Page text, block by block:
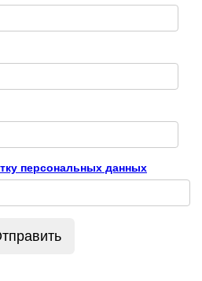
персональных данных